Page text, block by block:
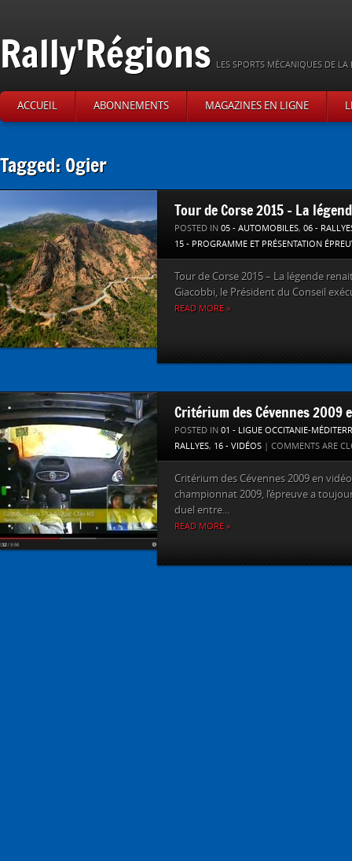
Rally'Régions LES SPORTS MÉCANIQUES DE
ACCUEIL ABONNEMENTS MAGAZINES EN LIGNE
Tagged: Ogier
Tour de Corse 2015 – La
POSTED IN 05 - AUTOMOBILES, 06 -
15 - PROGRAMME ET PRÉSENTATION
Tour de Corse 2015 – La légende
Giacobbi, le Président du Conseil
READ MORE »
Critérium des Cévennes 2009
POSTED IN 01 - LIGUE OCCITANIE-
RALLYES, 16 - VIDÉOS | COMMENTS ARE
Critérium des Cévennes 2009 en
championnat 2009, l’épreuve a
duel entre...
READ MORE »